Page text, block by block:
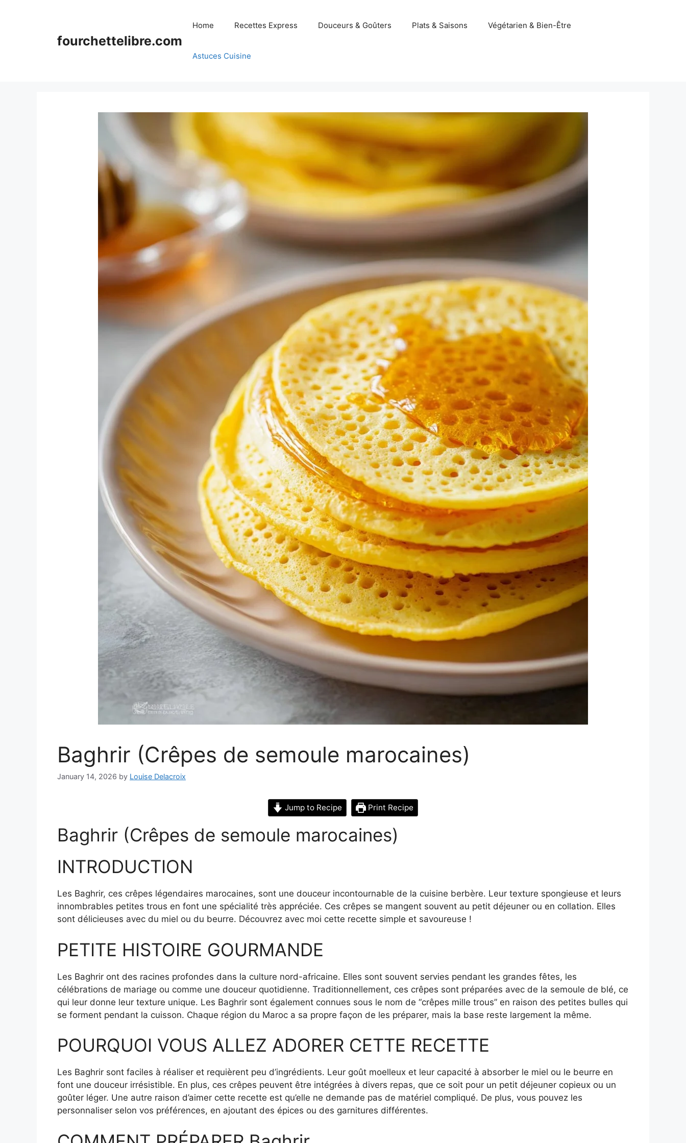
fourchettelibre.com
Home Recettes Express Douceurs & Goûters Plats & Saisons Végétarien & Bien-Être
Astuces Cuisine
Baghrir (Crêpes de semoule marocaines)
January 14, 2026 by Louise Delacroix
Jump to Recipe Print Recipe
Baghrir (Crêpes de semoule marocaines)
INTRODUCTION
Les Baghrir, ces crêpes légendaires marocaines, sont une douceur incontournable de la cuisine berbère. Leur texture spongieuse et leurs
innombrables petites trous en font une spécialité très appréciée. Ces crêpes se mangent souvent au petit déjeuner ou en collation. Elles
sont délicieuses avec du miel ou du beurre. Découvrez avec moi cette recette simple et savoureuse !
PETITE HISTOIRE GOURMANDE
Les Baghrir ont des racines profondes dans la culture nord-africaine. Elles sont souvent servies pendant les grandes fêtes, les
célébrations de mariage ou comme une douceur quotidienne. Traditionnellement, ces crêpes sont préparées avec de la semoule de blé, ce
qui leur donne leur texture unique. Les Baghrir sont également connues sous le nom de “crêpes mille trous” en raison des petites bulles qui
se forment pendant la cuisson. Chaque région du Maroc a sa propre façon de les préparer, mais la base reste largement la même.
POURQUOI VOUS ALLEZ ADORER CETTE RECETTE
Les Baghrir sont faciles à réaliser et requièrent peu d’ingrédients. Leur goût moelleux et leur capacité à absorber le miel ou le beurre en
font une douceur irrésistible. En plus, ces crêpes peuvent être intégrées à divers repas, que ce soit pour un petit déjeuner copieux ou un
goûter léger. Une autre raison d’aimer cette recette est qu’elle ne demande pas de matériel compliqué. De plus, vous pouvez les
personnaliser selon vos préférences, en ajoutant des épices ou des garnitures différentes.